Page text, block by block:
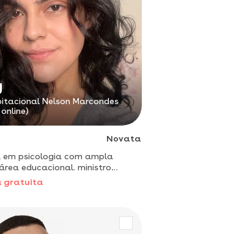
Nelson Marcondes
Novata
em psicologia com ampla
educacional. ministro
como apoio escolar
da criança a partir
gratuita